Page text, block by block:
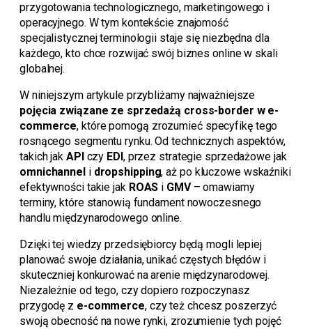
przygotowania technologicznego, marketingowego i
operacyjnego. W tym kontekście znajomość
specjalistycznej terminologii staje się niezbędna dla
każdego, kto chce rozwijać swój biznes online w skali
globalnej.
W niniejszym artykule przybliżamy najważniejsze
pojęcia związane ze sprzedażą cross-border w e-
commerce, które pomogą zrozumieć specyfikę tego
rosnącego segmentu rynku. Od technicznych aspektów,
takich jak API czy EDI , przez strategie sprzedażowe jak
omnichannel i dropshipping, aż po kluczowe wskaźniki
efektywności takie jak ROAS i GMV– omawiamy
terminy, które stanowią fundament nowoczesnego
handlu międzynarodowego online.
Dzięki tej wiedzy przedsiębiorcy będą mogli lepiej
planować swoje działania, unikać częstych błędów i
skuteczniej konkurować na arenie międzynarodowej.
Niezależnie od tego, czy dopiero rozpoczynasz
przygodę z e-commerce, czy też chcesz poszerzyć
swoją obecność na nowe rynki, zrozumienie tych pojęć